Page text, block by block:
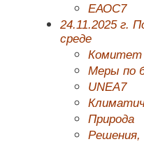
ЕАОС7
24.11.2025 г.
среде
Комитет
Меры по
UNEA7
Природа
Решения,